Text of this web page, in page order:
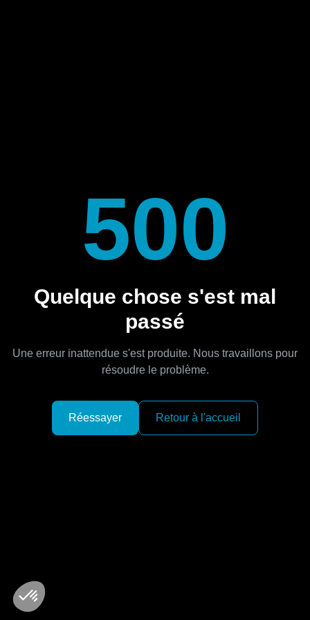
500
Quelque chose s'est mal
passé
Une erreur inattendue s'est produite. Nous travaillons pour
résoudre le problème.
Réessayer Retour à l'accueil